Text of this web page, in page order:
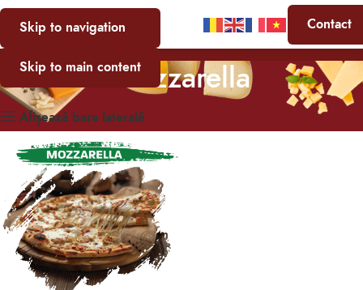
Skip to navigation
Skip to main content
Contact
Mozzarella
Afișează bara laterală